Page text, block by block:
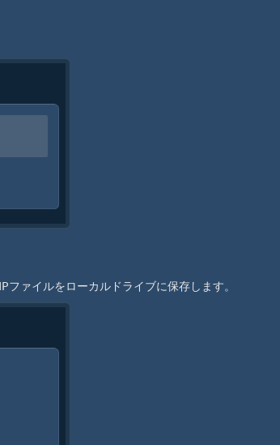
ァイルをローカルドライブに保存します。